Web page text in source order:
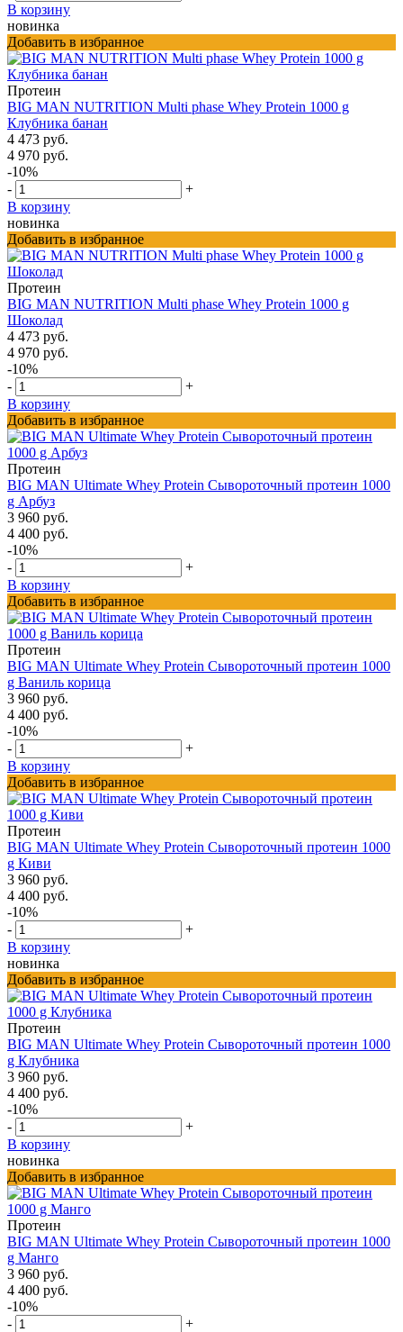
В корзину
новинка
Добавить в избранное
Протеин
BIG MAN NUTRITION Multi phase Whey Protein 1000 g
Клубника банан
4 473 руб.
4 970 руб.
-10%
-
+
В корзину
новинка
Добавить в избранное
Протеин
BIG MAN NUTRITION Multi phase Whey Protein 1000 g
Шоколад
4 473 руб.
4 970 руб.
-10%
-
+
В корзину
Добавить в избранное
Протеин
BIG MAN Ultimate Whey Protein Сывороточный протеин 1000
g Арбуз
3 960 руб.
4 400 руб.
-10%
-
+
В корзину
Добавить в избранное
Протеин
BIG MAN Ultimate Whey Protein Сывороточный протеин 1000
g Ваниль корица
3 960 руб.
4 400 руб.
-10%
-
+
В корзину
Добавить в избранное
Протеин
BIG MAN Ultimate Whey Protein Сывороточный протеин 1000
g Киви
3 960 руб.
4 400 руб.
-10%
-
+
В корзину
новинка
Добавить в избранное
Протеин
BIG MAN Ultimate Whey Protein Сывороточный протеин 1000
g Клубника
3 960 руб.
4 400 руб.
-10%
-
+
В корзину
новинка
Добавить в избранное
Протеин
BIG MAN Ultimate Whey Protein Сывороточный протеин 1000
g Манго
3 960 руб.
4 400 руб.
-10%
-
+